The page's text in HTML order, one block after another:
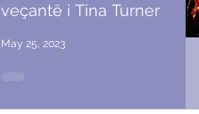
veçantë i Tina Turner
May 25, 2023